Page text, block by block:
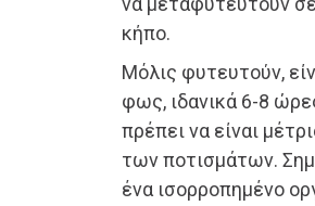
κήπο.
Μόλις φυτευτούν,
φως, ιδανικά 6-8
πρέπει να είναι
των ποτισμάτων.
ένα ισορροπημένο